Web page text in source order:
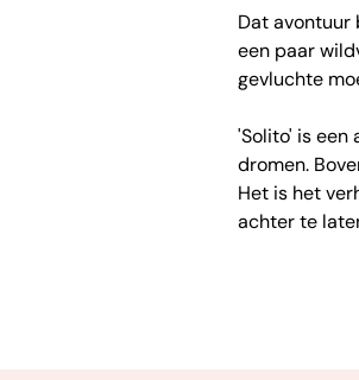
Dat avontuur
een paar
gevluchte
'Solito' is een
dromen.
Het is het
achter te